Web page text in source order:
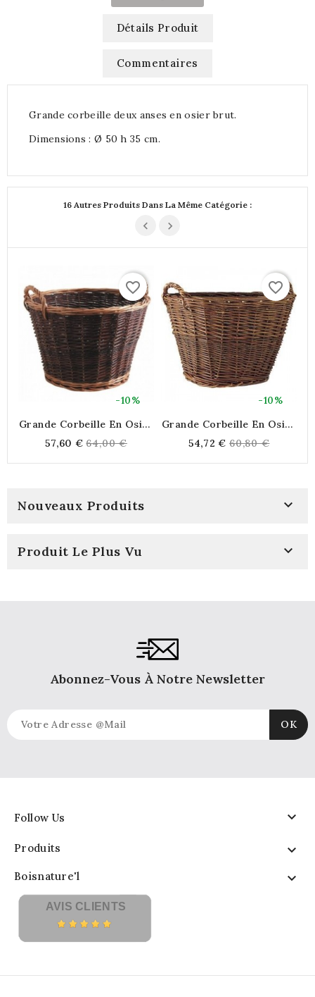
Détails Produit
Commentaires
Grande corbeille deux anses en osier brut.
Dimensions : Ø 50 h 35 cm.
16 Autres Produits Dans La Même Catégorie :
-10%
favorite_border
Grande Corbeille En Osier
57,60 € Regular
price
64,00 €
-10%
favorite_border
Grande Corbeille En Osier
54,72 € Regular
price
60,80 €
Nouveaux Produits 
Produit Le Plus Vu 
Abonnez-Vous À Notre Newsletter
Follow Us 
Produits 
Boisnature'l 
AVIS CLIENTS